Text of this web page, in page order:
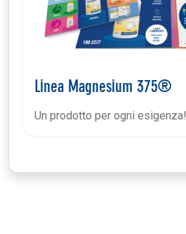
Linea Magnesium 375®
Un prodotto per ogni esigenza!